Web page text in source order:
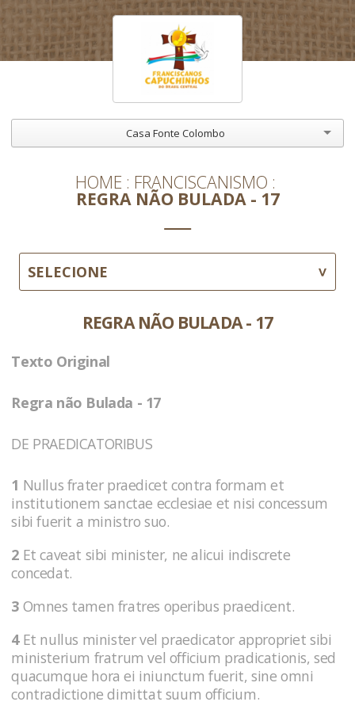
Casa Fonte Colombo
HOME FRANCISCANISMO
REGRA NÃO BULADA - 17
SELECIONE
REGRA NÃO BULADA - 17
Texto Original
Regra não Bulada - 17
DE PRAEDICATORIBUS
1 Nullus frater praedicet contra formam et
institutionem sanctae ecclesiae et nisi concessum
sibi fuerit a ministro suo.
2 Et caveat sibi minister, ne alicui indiscrete
concedat.
3 Omnes tamen fratres operibus praedicent.
4Et nullus minister vel praedicator appropriet sibi
ministerium fratrum vel officium pradicationis, sed
quacumque hora ei iniunctum fuerit, sine omni
contradictione dimittat suum officium.